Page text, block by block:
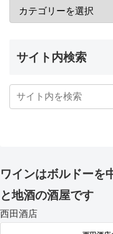
サイト内検索
ワインはボルドーを
と地酒の酒屋です
西田酒店